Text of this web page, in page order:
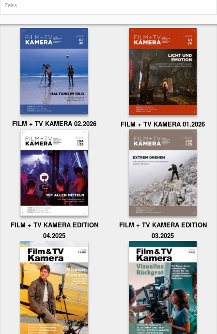
Zeiss
FILM + TV KAMERA 02.2026 FILM + TV KAMERA 01.2026
FILM + TV KAMERA EDITION
04.2025
FILM + TV KAMERA EDITION
03.2025